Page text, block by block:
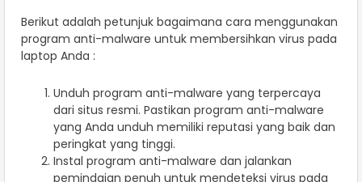
Berikut adalah petunjuk bagaimana cara menggunakan
program anti-malware untuk membersihkan virus pada
laptop Anda :
Unduh program anti-malware yang terpercaya
dari situs resmi. Pastikan program anti-malware
yang Anda unduh memiliki reputasi yang baik dan
peringkat yang tinggi.
Instal program anti-malware dan jalankan
pemindaian penuh untuk mendeteksi virus pada